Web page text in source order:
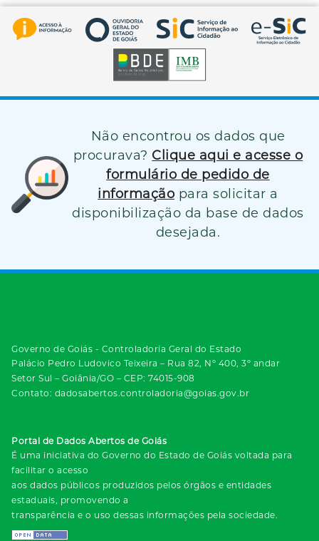
Não encontrou os dados que
procurava? Clique aqui e acesse o
formulário de pedido de
informação para solicitar a
disponibilização da base de dados
desejada.
Governo de Goiás - Controladoria Geral do Estado
Palácio Pedro Ludovico Teixeira – Rua 82, Nº 400, 3º andar
Setor Sul – Goiânia/GO – CEP: 74015-908
Contato: dadosabertos.controladoria@goias.gov.br
Portal de Dados Abertos de Goiás
É uma iniciativa do Governo do Estado de Goiás voltada para
facilitar o acesso
aos dados públicos produzidos pelos órgãos e entidades
estaduais, promovendo a
transparência e o uso dessas informações pela sociedade.